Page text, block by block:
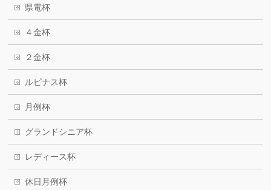
県電杯
４金杯
２金杯
ルピナス杯
月例杯
グランドシニア杯
レディース杯
休日月例杯